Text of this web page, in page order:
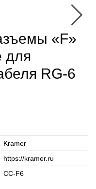
«F»
для
RG-6
Kramer
https://kramer.ru
CC-F6